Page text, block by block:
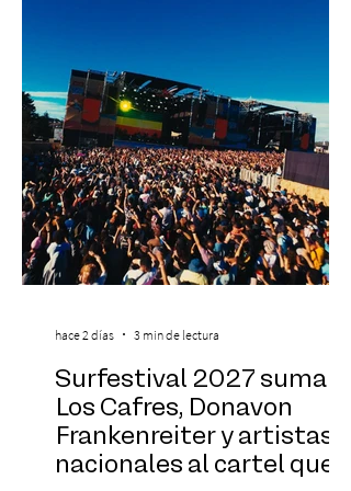
Centro Cultural Estación Mapocho, espacio
que albergará durante dos jornadas una
pro
Surfestival 2027 suma a
Los Cafres, Donavon
Frankenreiter y artistas
nacionales al cartel que
hace 2 días 3 min de lectura